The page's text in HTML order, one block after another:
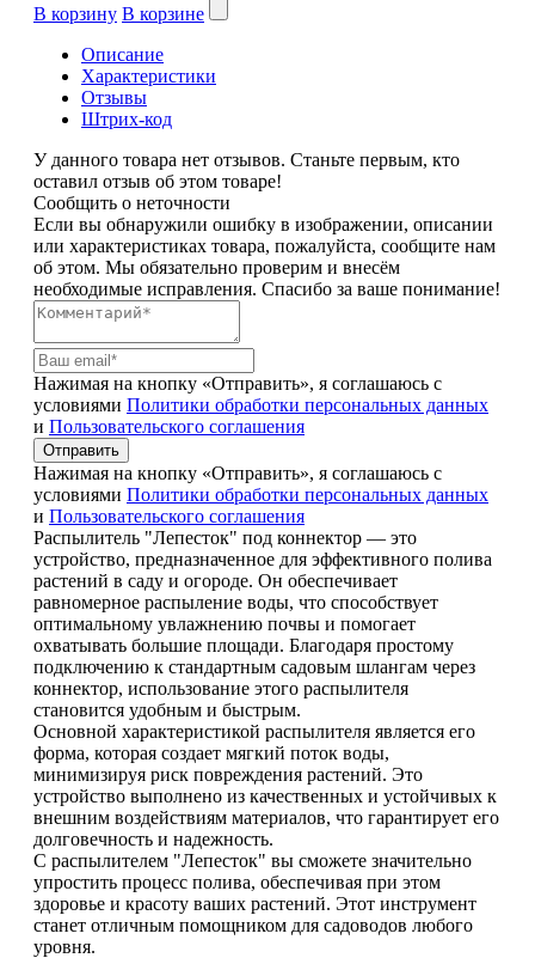
В корзину В корзине
Описание
Характеристики
Отзывы
Штрих-код
У данного товара нет отзывов. Станьте первым, кто
оставил отзыв об этом товаре!
Сообщить о неточности
Если вы обнаружили ошибку в изображении, описании
или характеристиках товара, пожалуйста, сообщите нам
об этом. Мы обязательно проверим и внесём
необходимые исправления. Спасибо за ваше понимание!
Нажимая на кнопку «Отправить», я соглашаюсь с
условиями Политики обработки персональных данных
и Пользовательского соглашения
Отправить
Нажимая на кнопку «Отправить», я соглашаюсь с
условиями Политики обработки персональных данных
и Пользовательского соглашения
Распылитель "Лепесток" под коннектор — это
устройство, предназначенное для эффективного полива
растений в саду и огороде. Он обеспечивает
равномерное распыление воды, что способствует
оптимальному увлажнению почвы и помогает
охватывать большие площади. Благодаря простому
подключению к стандартным садовым шлангам через
коннектор, использование этого распылителя
становится удобным и быстрым.
Основной характеристикой распылителя является его
форма, которая создает мягкий поток воды,
минимизируя риск повреждения растений. Это
устройство выполнено из качественных и устойчивых к
внешним воздействиям материалов, что гарантирует его
долговечность и надежность.
С распылителем "Лепесток" вы сможете значительно
упростить процесс полива, обеспечивая при этом
здоровье и красоту ваших растений. Этот инструмент
станет отличным помощником для садоводов любого
уровня.